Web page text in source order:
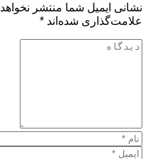
نشانی ایمیل شما منتشر
علامت‌گذاری شده‌اند *